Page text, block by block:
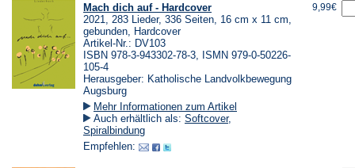
Mach dich auf - Hardcover
2021, 283 Lieder, 336 Seiten, 16 cm x 11 cm,
gebunden, Hardcover
Artikel-Nr.: DV103
ISBN 978-3-943302-78-3, ISMN 979-0-50226-
105-4
Herausgeber: Katholische Landvolkbewegung
Augsburg
Mehr Informationen zum Artikel
Auch erhältlich als: Softcover,
Spiralbindung
Empfehlen:
9,99€